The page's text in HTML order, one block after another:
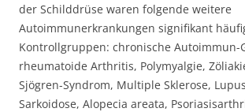
der Schilddrüse waren folgende weitere
Autoimmunerkrankungen signifikant
Kontrollgruppen: chronische Autoimmun-
rheumatoide Arthritis, Polymyalgie,
Sjögren-Syndrom, Multiple Sklerose, Lupus
Sarkoidose, Alopecia areata,